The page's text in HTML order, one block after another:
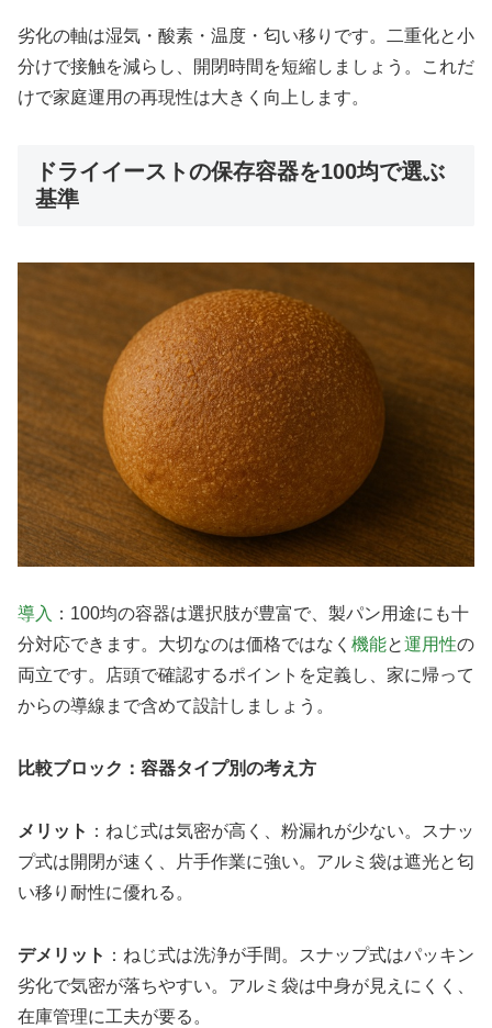
劣化の軸は湿気・酸素・温度・匂い移りです。二重化と小
分けで接触を減らし、開閉時間を短縮しましょう。これだ
けで家庭運用の再現性は大きく向上します。
ドライイーストの保存容器を100均で選ぶ
基準
導入 ：100均の容器は選択肢が豊富で、製パン用途にも十
分対応できます。大切なのは価格ではなく 機能と運用性の
両立です。店頭で確認するポイントを定義し、家に帰って
からの導線まで含めて設計しましょう。
比較ブロック：容器タイプ別の考え方
メリット ：ねじ式は気密が高く、粉漏れが少ない。スナッ
プ式は開閉が速く、片手作業に強い。アルミ袋は遮光と匂
い移り耐性に優れる。
デメリット ：ねじ式は洗浄が手間。スナップ式はパッキン
劣化で気密が落ちやすい。アルミ袋は中身が見えにくく、
在庫管理に工夫が要る。